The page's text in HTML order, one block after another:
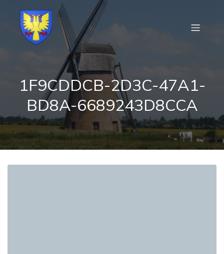
1F9CDDCB-2D3C-47A1-
BD8A-6689243D8CCA